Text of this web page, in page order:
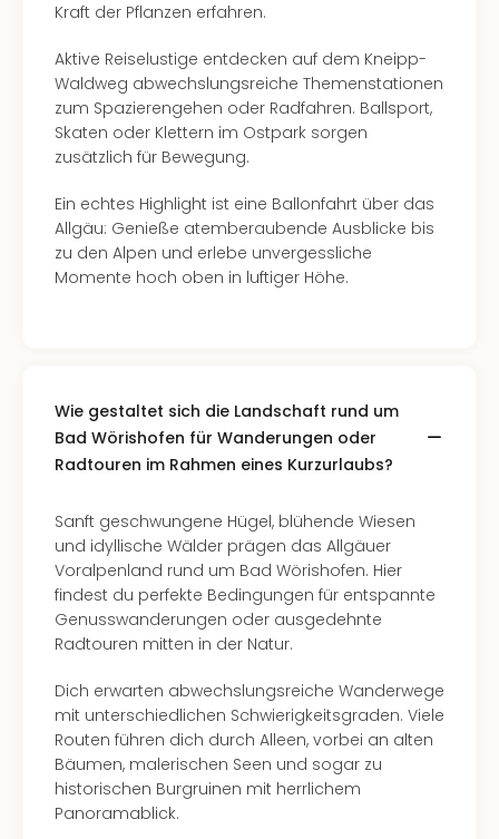
Kraft der Pflanzen erfahren.
Aktive Reiselustige entdecken auf dem Kneipp-
Waldweg abwechslungsreiche Themenstationen
zum Spazierengehen oder Radfahren. Ballsport,
Skaten oder Klettern im Ostpark sorgen
zusätzlich für Bewegung.
Ein echtes Highlight ist eine Ballonfahrt über das
Allgäu: Genieße atemberaubende Ausblicke bis
zu den Alpen und erlebe unvergessliche
Momente hoch oben in luftiger Höhe.
Wie gestaltet sich die Landschaft rund um
Bad Wörishofen für Wanderungen oder
Radtouren im Rahmen eines Kurzurlaubs?
Sanft geschwungene Hügel, blühende Wiesen
und idyllische Wälder prägen das Allgäuer
Voralpenland rund um Bad Wörishofen. Hier
findest du perfekte Bedingungen für entspannte
Genusswanderungen oder ausgedehnte
Radtouren mitten in der Natur.
Dich erwarten abwechslungsreiche Wanderwege
mit unterschiedlichen Schwierigkeitsgraden. Viele
Routen führen dich durch Alleen, vorbei an alten
Bäumen, malerischen Seen und sogar zu
historischen Burgruinen mit herrlichem
Panoramablick.